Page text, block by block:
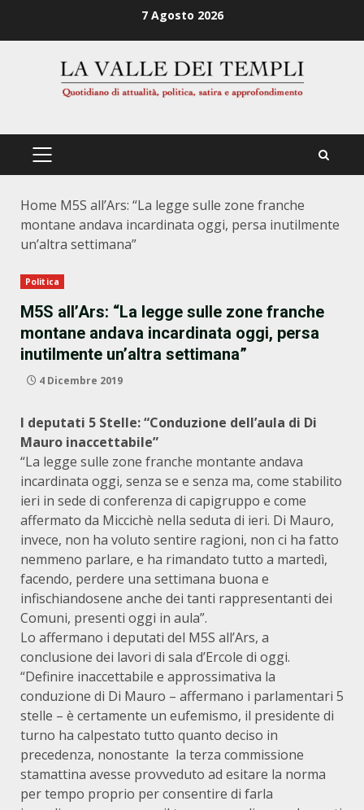
7 Agosto 2026
PRIMÄRES
Home M5S all’Ars: “La legge sulle zone franche
montane andava incardinata oggi, persa inutilmente
un’altra settimana”
Politica
M5S all’Ars: “La legge sulle zone franche
montane andava incardinata oggi, persa
inutilmente un’altra settimana”
4 Dicembre 2019
I deputati 5 Stelle: “Conduzione dell’aula di Di
Mauro inaccettabile”
“La legge sulle zone franche montante andava
incardinata oggi, senza se e senza ma, come stabilito
ieri in sede di conferenza di capigruppo e come
affermato da Miccichè nella seduta di ieri. Di Mauro,
invece, non ha voluto sentire ragioni, non ci ha fatto
nemmeno parlare, e ha rimandato tutto a martedì,
facendo, perdere una settimana buona e
infischiandosene anche dei tanti rappresentanti dei
Comuni, presenti oggi in aula”.
Lo affermano i deputati del M5S all’Ars, a
conclusione dei lavori di sala d’Ercole di oggi.
“Definire inaccettabile e approssimativa la
conduzione di Di Mauro – affermano i parlamentari 5
stelle – è certamente un eufemismo, il presidente di
turno ha calpestato tutto quanto deciso in
precedenza, nonostante la terza commissione
stamattina avesse provveduto ad esitare la norma
per tempo proprio per consentire di farla